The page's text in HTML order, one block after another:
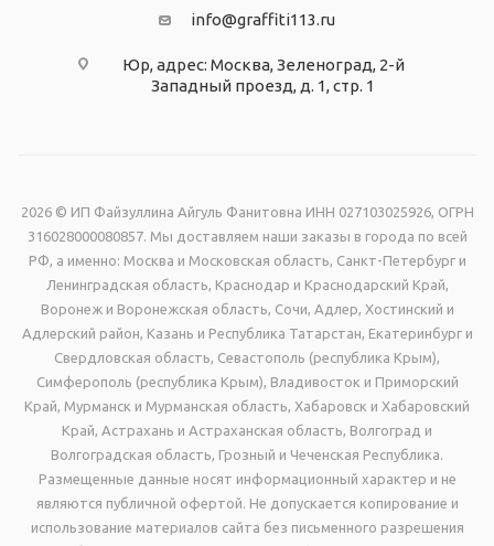
info@graffiti113.ru
Юр, адрес: Москва, Зеленоград, 2-й
Западный проезд, д. 1, стр. 1
2026 © ИП Файзуллина Айгуль Фанитовна ИНН 027103025926, ОГРН
316028000080857. Мы доставляем наши заказы в города по всей
РФ, а именно: Москва и Московская область, Санкт-Петербург и
Ленинградская область, Краснодар и Краснодарский Край,
Воронеж и Воронежская область, Сочи, Адлер, Хостинский и
Адлерский район, Казань и Республика Татарстан, Екатеринбург и
Свердловская область, Севастополь (республика Крым),
Симферополь (республика Крым), Владивосток и Приморский
Край, Мурманск и Мурманская область, Хабаровск и Хабаровский
Край, Астрахань и Астраханская область, Волгоград и
Волгоградская область, Грозный и Чеченская Республика.
Размещенные данные носят информационный характер и не
являются публичной офертой. Не допускается копирование и
использование материалов сайта без письменного разрешения